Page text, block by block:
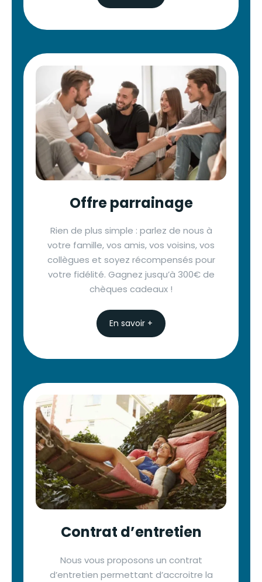
Offre parrainage
Rien de plus simple : parlez de nous à
votre famille, vos amis, vos voisins, vos
collègues et soyez récompensés pour
votre fidélité. Gagnez jusqu’à 300€ de
chèques cadeaux !
En savoir +
Contrat d’entretien
Nous vous proposons un contrat
d’entretien permettant d’accroitre la